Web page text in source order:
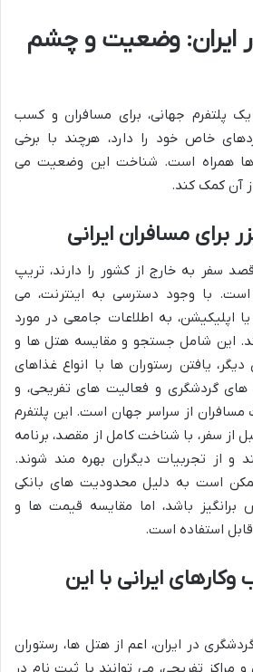
ایران: وضعیت و چشم
یک پلتفرم جهانی، برای مسافران و کسب
خاص خود را دارد، هرچند با برخی
همراه است. شناخت این وضعیت می
آن کمک کند.
برای مسافران ایرانی
سفر به خارج از کشور را دارند، تریپ
است. با وجود دسترسی به اینترنت، می
اپلیکیشن، به اطلاعات جامعی در مورد
این شامل جستجو و مقایسه هتل ها و
یافتن رستوران ها با انواع غذاهای
های گردشگری و فعالیت های تفریحی، و
مسافران از سراسر جهان است. این پلتفرم
از سفر، با شناخت کامل از مقصد، برنامه
و از تجربیات دیگران بهره مند شوند.
است به دلیل محدودیت های بانکی
برانگیز باشد، اما مقایسه قیمت ها و
استفاده است.
ایرانی با این
در ایران، اعم از هتل ها، رستوران
مراکز تفریحی، می توانند با ثبت نام در